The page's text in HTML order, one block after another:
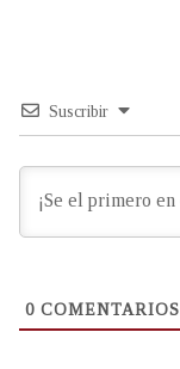
Suscribir
0 COMENTARIOS